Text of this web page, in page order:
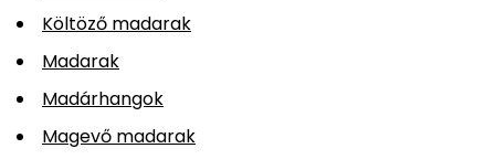
Költöző madarak
Madarak
Madárhangok
Magevő madarak